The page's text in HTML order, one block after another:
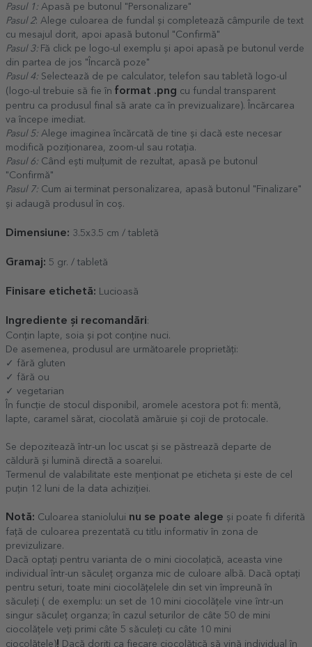
Pasul 1: Apasă pe butonul "Personalizare"
Pasul 2: Alege culoarea de fundal și completează câmpurile de text
cu mesajul dorit, apoi apasă butonul "Confirmă"
Pasul 3: Fă click pe logo-ul exemplu și apoi apasă pe butonul verde
din partea de jos "Încarcă poze"
Pasul 4: Selectează de pe calculator, telefon sau tabletă logo-ul
(logo-ul trebuie să fie în format .png cu fundal transparent
pentru ca produsul final să arate ca în previzualizare). Încărcarea
va începe imediat.
Pasul 5: Alege imaginea încărcată de tine și dacă este necesar
modifică poziționarea, zoom-ul sau rotația.
Pasul 6: Când ești mulțumit de rezultat, apasă pe butonul
"Confirmă"
Pasul 7: Cum ai terminat personalizarea, apasă butonul "Finalizare"
și adaugă produsul în coș.
Dimensiune: 3.5x3.5 cm / tabletă
Gramaj: 5 gr. / tabletă
Finisare etichetă: Lucioasă
Ingrediente și recomandări:
Conțin lapte, soia și pot conține nuci.
De asemenea, produsul are următoarele proprietăți:
✓ fără gluten
✓ fără ou
✓ vegetarian
În funcție de stocul disponibil, aromele acestora pot fi: mentă,
lapte, caramel sărat, ciocolată amăruie și coji de protocale.
Se depozitează într-un loc uscat și se păstrează departe de
căldură și lumină directă a soarelui.
Termenul de valabilitate este menționat pe eticheta și este de cel
puțin 12 luni de la data achiziției.
Notă: Culoarea staniolului nu se poate alege și poate fi diferită
față de culoarea prezentată cu titlu informativ în zona de
previzulizare.
Dacă optați pentru varianta de o mini ciocolațică, aceasta vine
individual într-un săculeț organza mic de culoare albă. Dacă optați
pentru seturi, toate mini ciocolățelele din set vin împreună în
săculeți ( de exemplu: un set de 10 mini ciocolățele vine într-un
singur săculeț organza; în cazul seturilor de câte 50 de mini
ciocolățele veți primi câte 5 săculeți cu câte 10 mini
ciocolățele)! Dacă doriți ca fiecare ciocolățică să vină individual în